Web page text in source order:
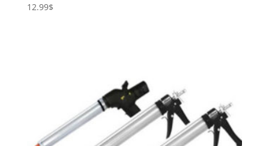
12.99$